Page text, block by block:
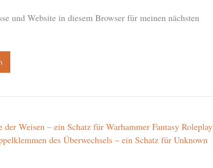
und Website in diesem Browser für meinen nächsten
der Weisen – ein Schatz für Warhammer Fantasy Roleplay
des Überwechsels – ein Schatz für Unknown